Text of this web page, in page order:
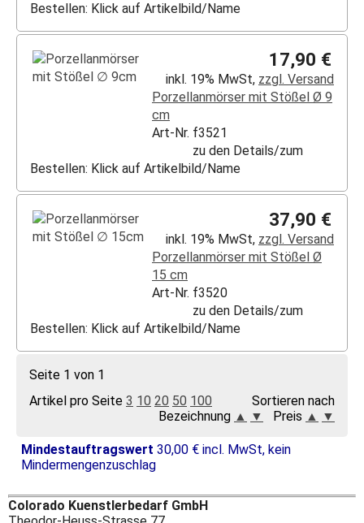
Bestellen: Klick auf Artikelbild/Name
17,90 €
inkl. 19% MwSt, zzgl. Versand
Porzellanmörser mit Stößel Ø 9
cm
Art-Nr. f3521
zu den Details/zum
Bestellen: Klick auf Artikelbild/Name
37,90 €
inkl. 19% MwSt, zzgl. Versand
Porzellanmörser mit Stößel Ø
15 cm
Art-Nr. f3520
zu den Details/zum
Bestellen: Klick auf Artikelbild/Name
Seite 1 von 1
Artikel pro Seite 3 10 20 50 100
Sortieren nach
Bezeichnung ▲ ▼ Preis ▲ ▼
Mindestauftragswert 30,00 € incl. MwSt, kein
Mindermengenzuschlag
Colorado Kuenstlerbedarf GmbH